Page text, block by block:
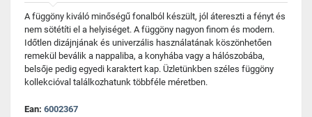
A függöny kiváló minőségű fonalból készült, jól átereszti a fényt és
nem sötétíti el a helyiséget. A függöny nagyon finom és modern.
Időtlen dizájnjának és univerzális használatának köszönhetően
remekül beválik a nappaliba, a konyhába vagy a hálószobába,
belsője pedig egyedi karaktert kap. Üzletünkben széles függöny
kollekcióval találkozhatunk többféle méretben.
Ean: 6002367